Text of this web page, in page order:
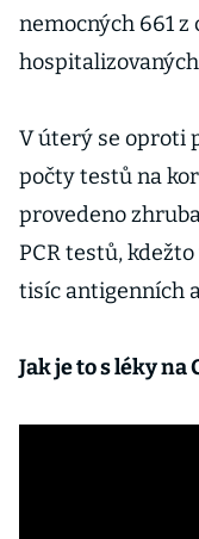
nemocných 661 z
V úterý se oproti
počty testů na
provedeno
PCR testů,
tisíc antigenních
Jak je to s léky na